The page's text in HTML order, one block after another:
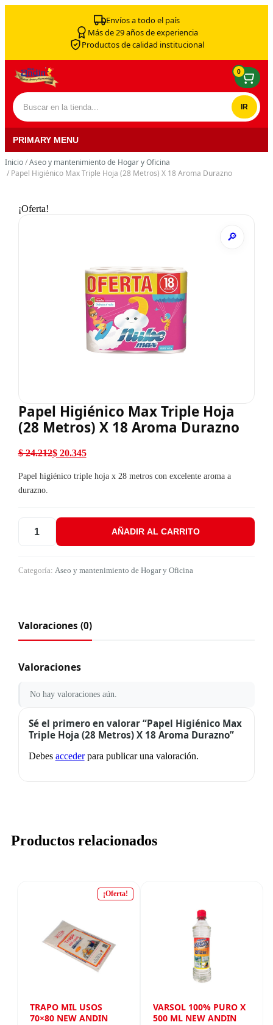
Envíos a todo el país
Más de 29 años de experiencia
Productos de calidad institucional
Buscar por:
0
PRIMARY MENU
Inicio/Aseo y mantenimiento de Hogar y Oficina
/ Papel Higiénico Max Triple Hoja (28 Metros) X 18 Aroma Durazno
¡Oferta!
Papel Higiénico Max Triple Hoja
(28 Metros) X 18 Aroma Durazno
$24.212
El precio original era: $ 24.212.
$20.345
El precio actual es: $ 20.345.
Papel higiénico triple hoja x 28 metros con excelente aroma a
durazno.
Papel Higiénico Max Triple Hoja (28 Metros) X 18 Aroma
AÑADIR AL CARRITO
Categoría: Aseo y mantenimiento de Hogar y Oficina
Valoraciones (0)
Valoraciones
No hay valoraciones aún.
Sé el primero en valorar “Papel Higiénico Max
Triple Hoja (28 Metros) X 18 Aroma Durazno”
Debes accederpara publicar una valoración.
Productos relacionados
¡Oferta!
TRAPO MIL USOS
70×80 NEW ANDIN
VARSOL 100% PURO X
500 ML NEW ANDIN